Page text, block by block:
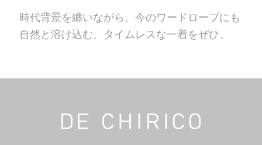
時代背景を纏いながら、今のワードローブにも
自然と溶け込む、タイムレスな一着をぜひ。